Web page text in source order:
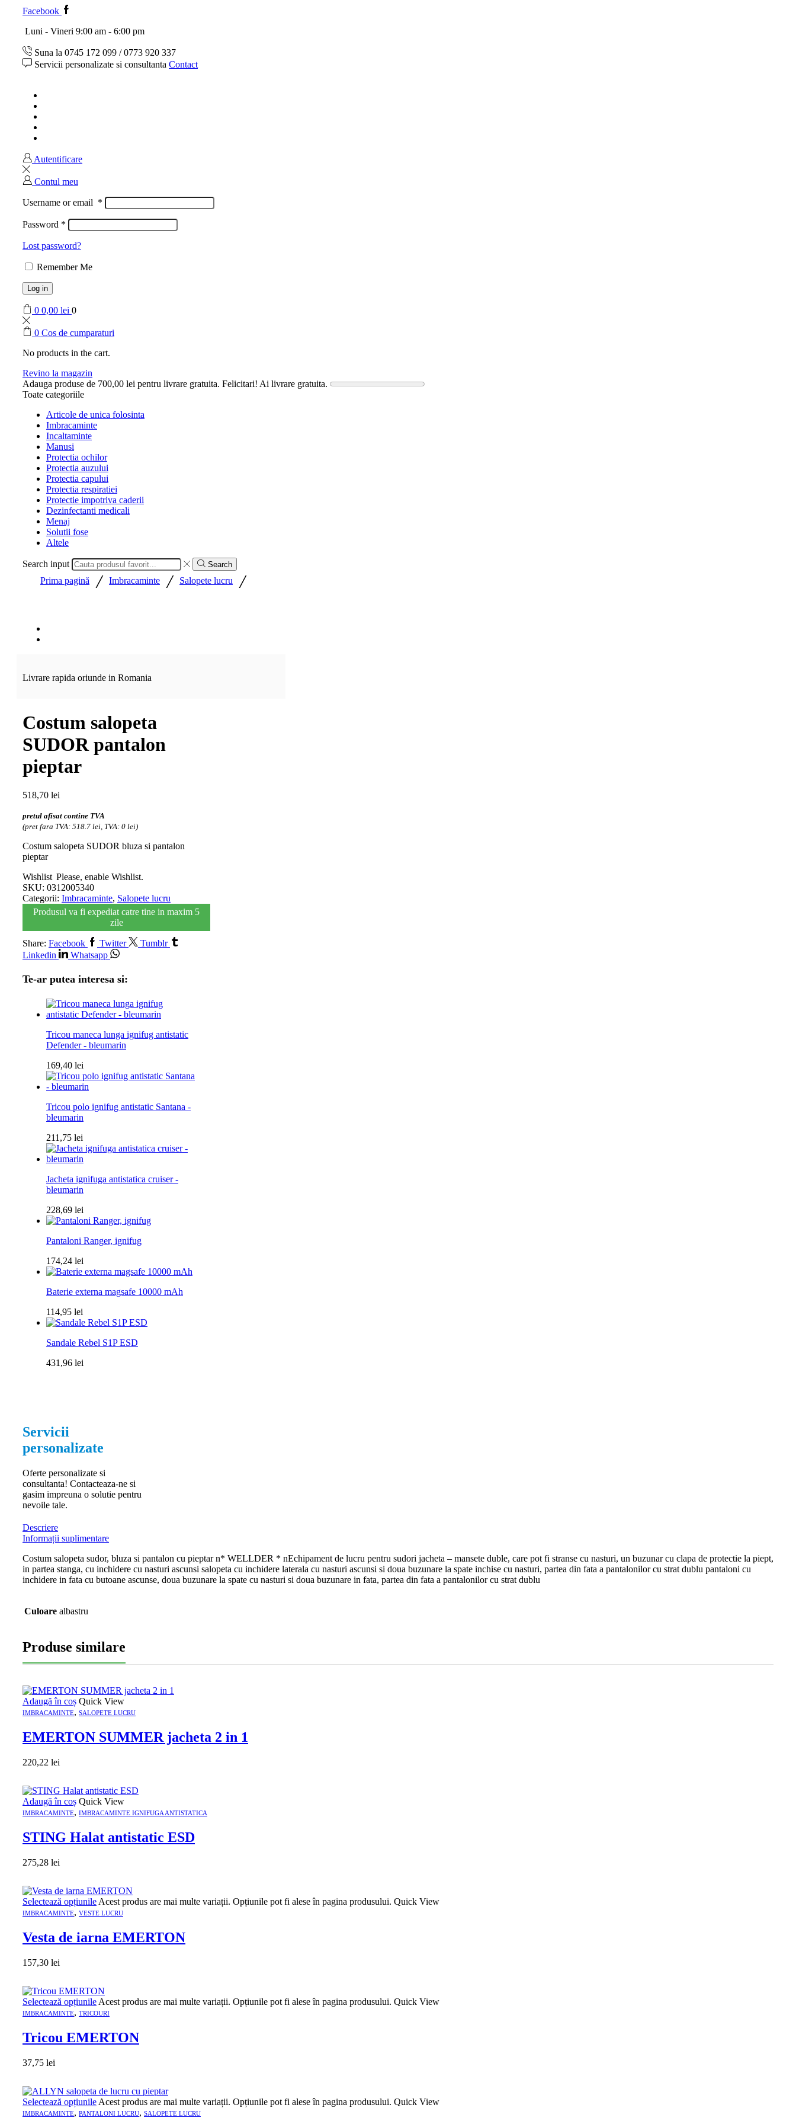
Facebook
Luni - Vineri 9:00 am - 6:00 pm
Suna la 0745 172 099 / 0773 920 337
Servicii personalizate si consultanta Contact
Autentificare
Contul meu
Username or email *
Password *
Lost password?
Remember Me
Log in
0 0,00 lei 0
0 Cos de cumparaturi
No products in the cart.
Revino la magazin
Adauga produse de 700,00 lei pentru livrare gratuita. Felicitari! Ai livrare gratuita.
Toate categoriile
Articole de unica folosinta
Imbracaminte
Incaltaminte
Manusi
Protectia ochilor
Protectia auzului
Protectia capului
Protectia respiratiei
Protectie impotriva caderii
Dezinfectanti medicali
Menaj
Solutii fose
Altele
Search input Search
Prima pagină / Imbracaminte / Salopete lucru /
Livrare rapida oriunde in Romania
Costum salopeta
SUDOR pantalon
pieptar
518,70 lei
pretul afisat contine TVA
(pret fara TVA: 518.7 lei, TVA: 0 lei)
Costum salopeta SUDOR bluza si pantalon
pieptar
Wishlist Please, enable Wishlist.
SKU: 0312005340
Categorii: Imbracaminte, Salopete lucru
Produsul va fi expediat catre tine in maxim 5
zile
Share: Facebook Twitter
Tumblr
Linkedin
Whatsapp
Te-ar putea interesa si:
Tricou maneca lunga ignifug antistatic
Defender - bleumarin
169,40 lei
Tricou polo ignifug antistatic Santana -
bleumarin
211,75 lei
Jacheta ignifuga antistatica cruiser -
bleumarin
228,69 lei
Pantaloni Ranger, ignifug
174,24 lei
Baterie externa magsafe 10000 mAh
114,95 lei
Sandale Rebel S1P ESD
431,96 lei
Servicii
personalizate
Oferte personalizate si
consultanta! Contacteaza-ne si
gasim impreuna o solutie pentru
nevoile tale.
Descriere
Informații suplimentare
Costum salopeta sudor, bluza si pantalon cu pieptar n* WELLDER * nEchipament de lucru pentru sudori jacheta – mansete duble, care pot fi stranse cu nasturi, un buzunar cu clapa de protectie la piept,
in partea stanga, cu inchidere cu nasturi ascunsi salopeta cu inchidere laterala cu nasturi ascunsi si doua buzunare la spate inchise cu nasturi, partea din fata a pantalonilor cu strat dublu pantaloni cu
inchidere in fata cu butoane ascunse, doua buzunare la spate cu nasturi si doua buzunare in fata, partea din fata a pantalonilor cu strat dublu
Culoare albastru
Produse similare
Adaugă în coș Quick View
IMBRACAMINTE, SALOPETE LUCRU
EMERTON SUMMER jacheta 2 in 1
220,22 lei
Adaugă în coș Quick View
IMBRACAMINTE, IMBRACAMINTE IGNIFUGA ANTISTATICA
STING Halat antistatic ESD
275,28 lei
Selectează opțiunile Acest produs are mai multe variații. Opțiunile pot fi alese în pagina produsului. Quick View
IMBRACAMINTE, VESTE LUCRU
Vesta de iarna EMERTON
157,30 lei
Selectează opțiunile Acest produs are mai multe variații. Opțiunile pot fi alese în pagina produsului. Quick View
IMBRACAMINTE, TRICOURI
Tricou EMERTON
37,75 lei
Selectează opțiunile Acest produs are mai multe variații. Opțiunile pot fi alese în pagina produsului. Quick View
IMBRACAMINTE, PANTALONI LUCRU, SALOPETE LUCRU